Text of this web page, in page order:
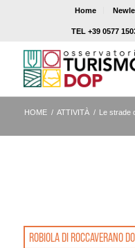
Home
TEL +39 0577
HOME / ATTIVITÀ / Le strade
ROBIOLA DI ROCCAVERANO